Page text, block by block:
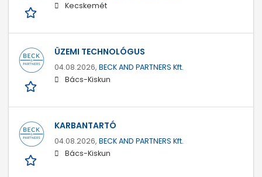
Kecskemét
ÜZEMI TECHNOLÓGUS
04.08.2026, BECK AND PARTNERS Kft.
Bács-Kiskun
KARBANTARTÓ
04.08.2026, BECK AND PARTNERS Kft.
Bács-Kiskun